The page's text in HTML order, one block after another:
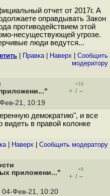
отчет от 2017г. А
оправдывать Закон
противодействием этой
несуществующей угрозе.
люди ведутся...
Правка| Наверх
Cообщить
модератору
+16
+ / –
21, 10:19
демократию", и все
в правой колонке
| Наверх Cообщить модератору
приложени..."
+6
+ / –
04-Фев-21, 10:20